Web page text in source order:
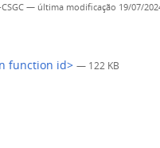
— última modificação 19/07/
function id>— 122 KB